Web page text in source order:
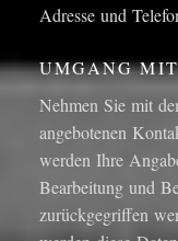
Adresse und
UMGANG
Nehmen Sie mit
angebotenen
werden Ihre
Bearbeitung und
zurückgegriffen